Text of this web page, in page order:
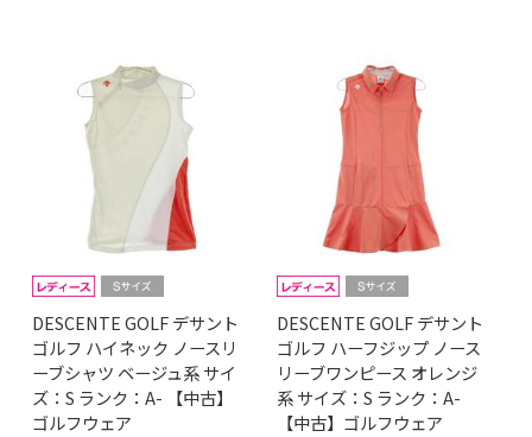
DESCENTE GOLF デサント
ゴルフ ハイネック ノースリ
ーブシャツ ベージュ系 サイ
ズ：S ランク：A- 【中古】
ゴルフウェア
DESCENTE GOLF デサント
ゴルフ ハーフジップ ノース
リーブワンピース オレンジ
系 サイズ：S ランク：A-
【中古】ゴルフウェア